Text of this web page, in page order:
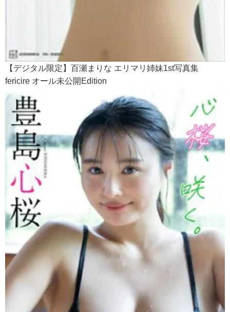
【デジタル限定】百瀬まりな エリマリ姉妹1st写真集
fericire オール未公開Edition